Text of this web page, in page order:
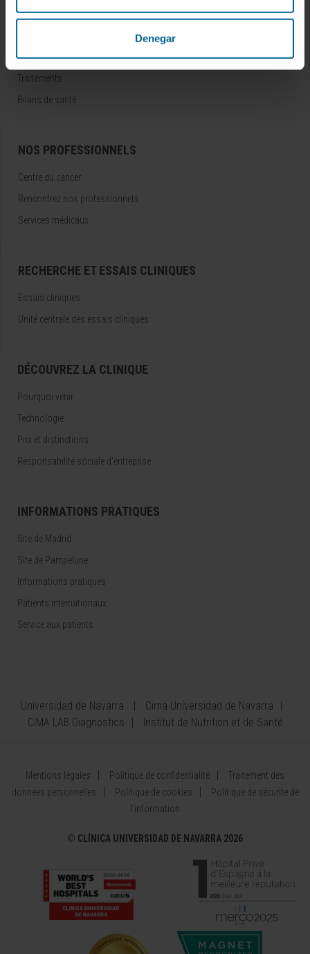
Denegar
MALADIES ET TRAITEMENTS
Examens diagnostiques
Traitements
Bilans de santé
NOS PROFESSIONNELS
Centre du cancer
Rencontrez nos professionnels
Services médicaux
RECHERCHE ET ESSAIS CLINIQUES
Essais cliniques
Unité centrale des essais cliniques
DÉCOUVREZ LA CLINIQUE
Pourquoi venir
Technologie
Prix et distinctions
Responsabilité sociale d'entreprise
INFORMATIONS PRATIQUES
Site de Madrid
Site de Pampelune
Informations pratiques
Patients internationaux
Service aux patients
Universidad de Navarra
Cima Universidad de Navarra
CIMA LAB Diagnostics
Institut de Nutrition et de Santé
Mentions légales Politique de confidentialité
Traitement des
données personnelles
Politique de cookies
Politique de sécurité de
l’information
© CLÍNICA UNIVERSIDAD DE NAVARRA 2026